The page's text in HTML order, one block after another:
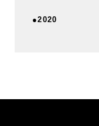
●2020